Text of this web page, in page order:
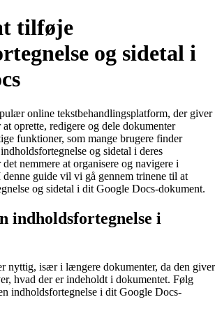
tilføje
og sidetal i
online tekstbehandlingsplatform, der giver
oprette, redigere og dele dokumenter
funktioner, som mange brugere finder
og sidetal i deres
nemmere at organisere og navigere i
guide vil vi gå gennem trinene til at
og sidetal i dit Google Docs-dokument.
indholdsfortegnelse i
nyttig, især i længere dokumenter, da den giver
hvad der er indeholdt i dokumentet. Følg
indholdsfortegnelse i dit Google Docs-